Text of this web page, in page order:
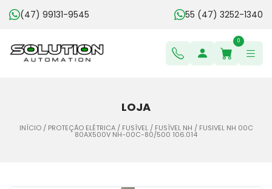
(47) 99131-9545 55 (47) 3252-1340
0
LOJA
INÍCIO/ PROTEÇÃO ELÉTRICA/ FUSÍVEL/ FUSÍVEL NH / FUSIVEL NH 00C
80AX500V NH-00C-80/500 106.014